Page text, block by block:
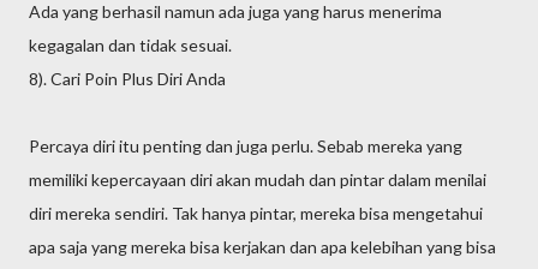
Ada yang berhasil namun ada juga yang harus menerima
kegagalan dan tidak sesuai.
8). Cari Poin Plus Diri Anda
Percaya diri itu penting dan juga perlu. Sebab mereka yang
memiliki kepercayaan diri akan mudah dan pintar dalam menilai
diri mereka sendiri. Tak hanya pintar, mereka bisa mengetahui
apa saja yang mereka bisa kerjakan dan apa kelebihan yang bisa